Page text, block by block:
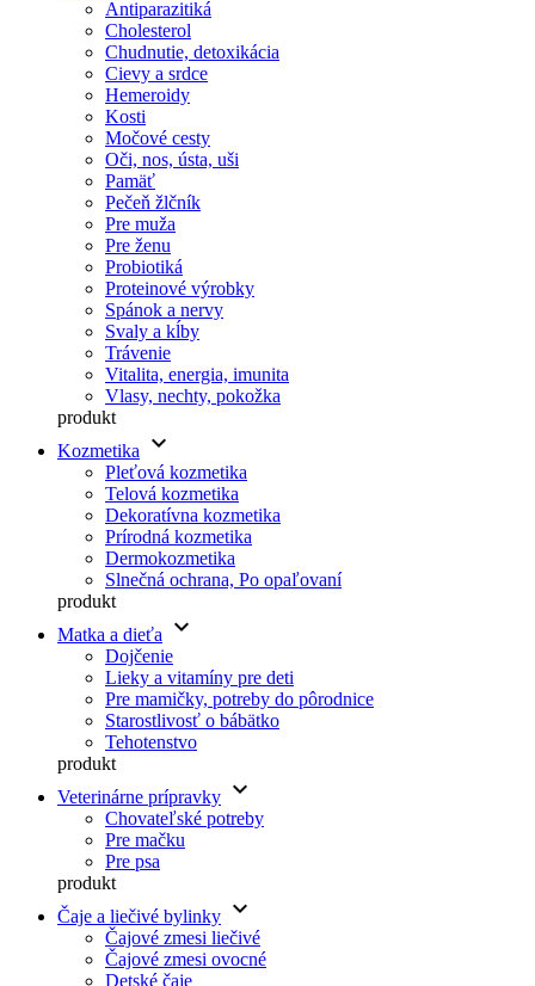
Antiparazitiká
Cholesterol
Chudnutie, detoxikácia
Cievy a srdce
Hemeroidy
Kosti
Močové cesty
Oči, nos, ústa, uši
Pamäť
Pečeň žlčník
Pre muža
Pre ženu
Probiotiká
Proteinové výrobky
Spánok a nervy
Svaly a kĺby
Trávenie
Vitalita, energia, imunita
Vlasy, nechty, pokožka
produkt
Kozmetika
keyboard_arrow_down
Pleťová kozmetika
Telová kozmetika
Dekoratívna kozmetika
Prírodná kozmetika
Dermokozmetika
Slnečná ochrana, Po opaľovaní
produkt
Matka a dieťa
keyboard_arrow_down
Dojčenie
Lieky a vitamíny pre deti
Pre mamičky, potreby do pôrodnice
Starostlivosť o bábätko
Tehotenstvo
produkt
Veterinárne prípravky keyboard_arrow_down
Chovateľské potreby
Pre mačku
Pre psa
produkt
Čaje a liečivé bylinky keyboard_arrow_down
Čajové zmesi liečivé
Čajové zmesi ovocné
Detské čaje